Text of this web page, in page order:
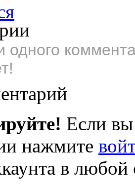
одного
Если вы
нажмите
в любой